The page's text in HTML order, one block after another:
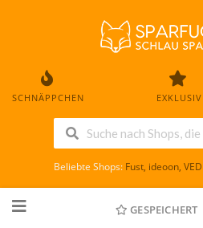
SCHNÄPPCHEN EXKLUSIV
Beliebte Shops: Fust, ideoon,
to
GESPEICHERT